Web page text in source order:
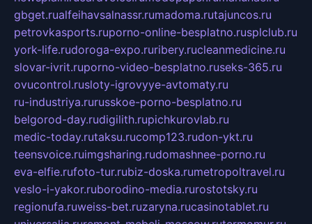
gbget.rualfeihavsalnassr.rumadoma.rutajuncos.ru
petrovkasports.ruporno-online-besplatno.rusplclub.ru
york-life.rudoroga-expo.ruribery.rucleanmedicine.ru
slovar-ivrit.ruporno-video-besplatno.ruseks-365.ru
ovucontrol.rusloty-igrovyye-avtomaty.ru
ru-industriya.rurusskoe-porno-besplatno.ru
belgorod-day.rudigilith.rupichkurovlab.ru
medic-today.rutaksu.rucomp123.rudon-ykt.ru
teensvoice.ruimgsharing.rudomashnee-porno.ru
eva-elfie.rufoto-tur.rubiz-doska.rumetropoltravel.ru
veslo-i-yakor.ruborodino-media.rurostotsky.ru
regionufa.ruweiss-bet.ruzaryna.rucasinotablet.ru